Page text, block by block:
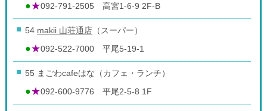
●★092-791-2505 高宮1-6-9 2F-B
54 makii 山荘通店（スーパー）
●★092-522-7000 平尾5-19-1
55 まごわcafeはな（カフェ・ランチ）
●★092-600-9776 平尾2-5-8 1F